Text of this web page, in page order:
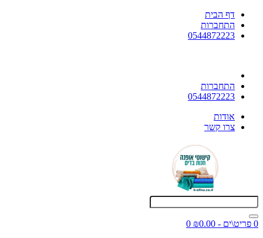
דף הבית
התחברות
0544872223
התחברות
0544872223
אודות
צרו קשר
0 פריט\ים - ₪0.00
0